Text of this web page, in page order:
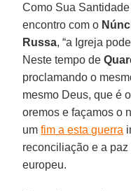
Como Sua
encontro com o
Russa, “a Igreja
Neste tempo de
proclamando o
mesmo Deus, que é
oremos e façamos o
umfim a esta guerra
reconciliação e a
europeu.